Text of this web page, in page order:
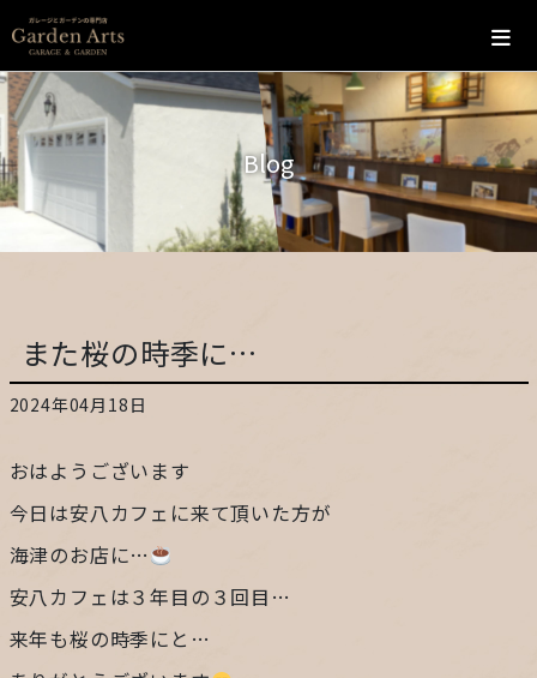
ホーム
会社概要
こだわり
施工実績
お問い合わせ
サイトマップ
Blog
また桜の時季に…
2024年04月18日
おはようございます
今日は安八カフェに来て頂いた方が
海津のお店に…
安八カフェは３年目の３回目…
来年も桜の時季にと…